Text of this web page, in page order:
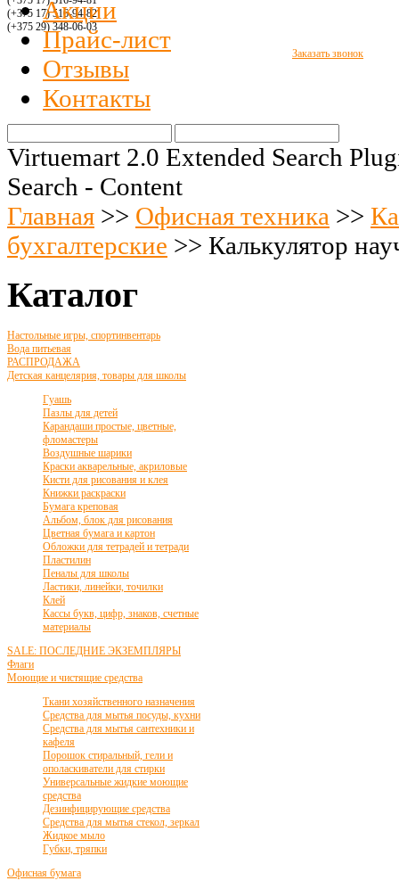
(+375 17) 516-94-82
(+375 29) 348-06-03
Заказать звонок
Акции
Прайс-лист
Отзывы
Контакты
Virtuemart 2.0 Extended Search
Search - Content
Главная >> Офисная техника >>
бухгалтерские >> Калькулятор
Каталог
Настольные игры, спортинвентарь
Вода питьевая
РАСПРОДАЖА
Детская канцелярия, товары для школы
Гуашь
Пазлы для детей
Карандаши простые, цветные,
фломастеры
Воздушные шарики
Краски акварельные, акриловые
Кисти для рисования и клея
Книжки раскраски
Бумага креповая
Альбом, блок для рисования
Цветная бумага и картон
Обложки для тетрадей и тетради
Пластилин
Пеналы для школы
Ластики, линейки, точилки
Клей
Кассы букв, цифр, знаков, счетные
материалы
SALE: ПОСЛЕДНИЕ ЭКЗЕМПЛЯРЫ
Флаги
Моющие и чистящие средства
Ткани хозяйственного назначения
Средства для мытья посуды, кухни
Средства для мытья сантехники и
кафеля
Порошок стиральный, гели и
ополаскиватели для стирки
Универсальные жидкие моющие
средства
Дезинфицирующие средства
Средства для мытья стекол, зеркал
Жидкое мыло
Губки, тряпки
Офисная бумага